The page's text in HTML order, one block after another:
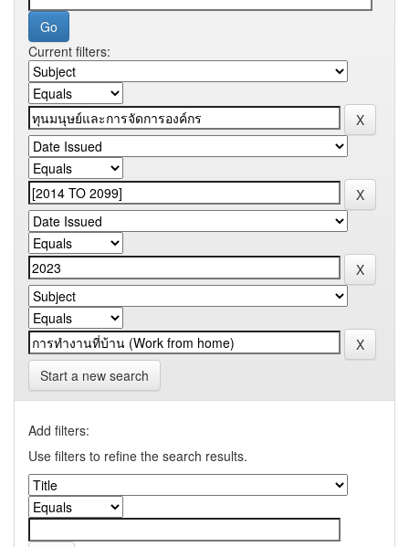
Current filters:
Start a new search
Add filters:
Use filters to refine the search results.